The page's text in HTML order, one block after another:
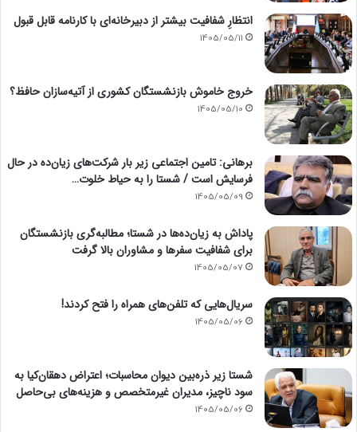
انتظارِ شفافیت بیشتر از دبیرخانه‌ای با کارنامه قابل قبول
1405/05/11
خروج خاموش بازنشستگان کشوری از آتیه‌سازان حافظ؟
1405/05/10
برهانی: تامین اجتماعی زیر بار شرکت‌های زیان‌ده در حال
فرسایش است / شستا را به حیاط خلوت…
1405/05/09
پاداش به زیان‌ده‌ها در شستا؛ مطالبه‌گری بازنشستگان
برای شفافیت سفرها و مشاوران بالا گرفت
1405/05/07
سریال‌هایی که تلفن‌های همراه را فتح کردند!
1405/05/06
شستا زیر ذره‌بین دیوان محاسبات؛ اعتراض دهقان‌کیا به
سود ناچیز، مدیران غیرمتخصص و هزینه‌های بی‌حاصل
1405/05/06